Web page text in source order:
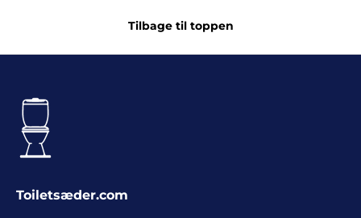
Tilbage til toppen
Toiletsæder.com